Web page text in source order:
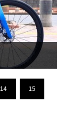
14 15